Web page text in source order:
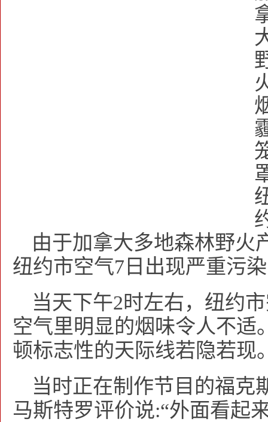
由于加拿大多地森林野火
纽约市空气7日出现严重污
当天下午2时左右，纽约
空气里明显的烟味令人不适
顿标志性的天际线若隐若现
当时正在制作节目的福克
马斯特罗评价说:“外面看起